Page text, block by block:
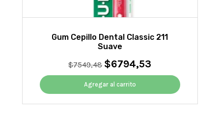
Gum Cepillo Dental Classic 211
Suave
$7549,48 El
precio
original
era:
$7549,48.
$6794,53
precio
es:
$6794,53.
Agregar al carrito